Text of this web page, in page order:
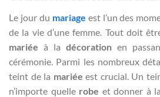
Le jour du mariage est l’un des
de la vie d’une femme. Tout doit
mariée à la décorationen
cérémonie. Parmi les nombreux
teint de la mariée est crucial. Un
n’importe quelle robe et donner à la